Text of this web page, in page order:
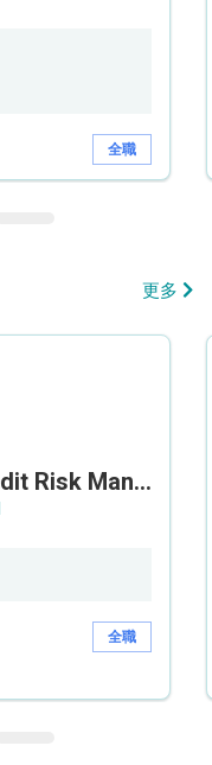
全職
更多
Assistant / Deputy / Credit Risk Manager (Credit Monitoring)
全職